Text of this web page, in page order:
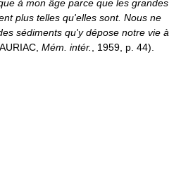
à mon âge parce que les grandes
plus telles qu'elles sont. Nous ne
sédiments qu'y dépose notre vie à
Mém. intér. , 1959, p. 44).